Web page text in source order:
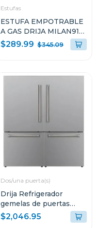
Estufas
ESTUFA EMPOTRABLE
A GAS DRIJA MILAN91
DE 91CM CON 6
QUEMADORES
$289.99 $345.09
Dos/una puerta(s)
Drija Refrigerador
gemelas de puertas
francesas de 36cuft
$2,046.95